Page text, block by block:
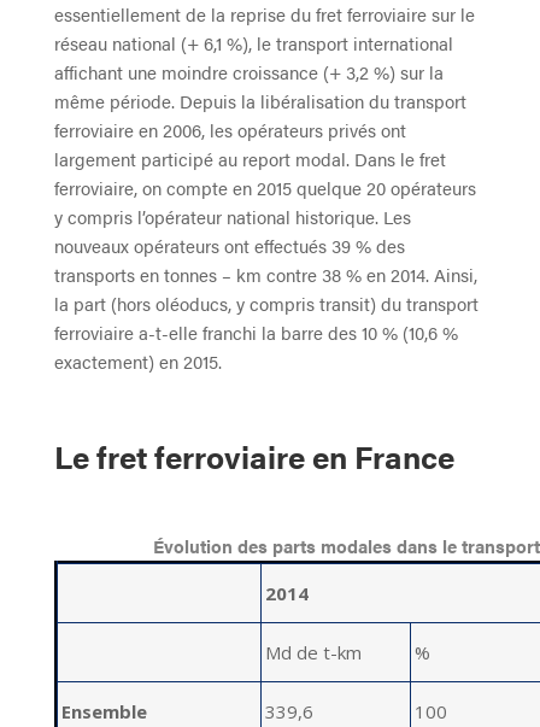
essentiellement de la reprise du fret ferroviaire sur le
réseau national (+ 6,1 %), le transport international
affichant une moindre croissance (+ 3,2 %) sur la
même période. Depuis la libéralisation du transport
ferroviaire en 2006, les opérateurs privés ont
largement participé au report modal. Dans le fret
ferroviaire, on compte en 2015 quelque 20 opérateurs
y compris l’opérateur national historique. Les
nouveaux opérateurs ont effectués 39 % des
transports en tonnes – km contre 38 % en 2014. Ainsi,
la part (hors oléoducs, y compris transit) du transport
ferroviaire a-t-elle franchi la barre des 10 % (10,6 %
exactement) en 2015.
Le fret ferroviaire en France
Évolution des parts modales dans le
2014
Md de t-km %
Ensemble 339,6 100